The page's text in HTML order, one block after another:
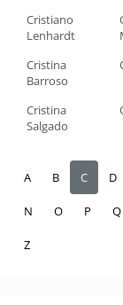
Cristiano
Lenhardt
Cristina
Barroso
Cristina
Salgado
A B C D
N O P Q
Z